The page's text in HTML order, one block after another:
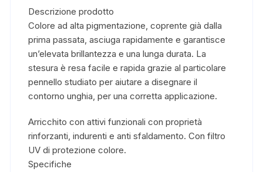
Descrizione prodotto
Colore ad alta pigmentazione, coprente già dalla
prima passata, asciuga rapidamente e garantisce
un’elevata brillantezza e una lunga durata. La
stesura è resa facile e rapida grazie al particolare
pennello studiato per aiutare a disegnare il
contorno unghia, per una corretta applicazione.
Arricchito con attivi funzionali con proprietà
rinforzanti, indurenti e anti sfaldamento. Con filtro
UV di protezione colore.
Specifiche